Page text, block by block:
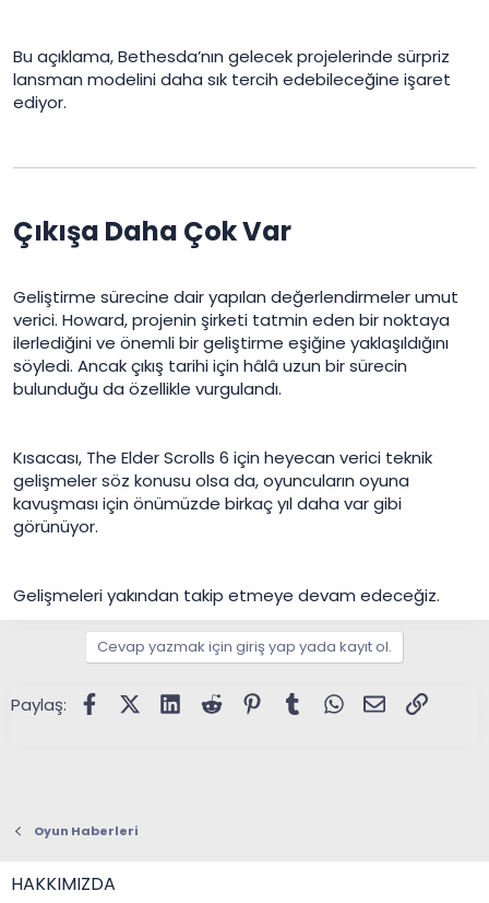
Bu açıklama, Bethesda’nın gelecek projelerinde sürpriz
lansman modelini daha sık tercih edebileceğine işaret
ediyor.
Çıkışa Daha Çok Var​
Geliştirme sürecine dair yapılan değerlendirmeler umut
verici. Howard, projenin şirketi tatmin eden bir noktaya
ilerlediğini ve önemli bir geliştirme eşiğine yaklaşıldığını
söyledi. Ancak çıkış tarihi için hâlâ uzun bir sürecin
bulunduğu da özellikle vurgulandı.
Kısacası, The Elder Scrolls 6 için heyecan verici teknik
gelişmeler söz konusu olsa da, oyuncuların oyuna
kavuşması için önümüzde birkaç yıl daha var gibi
görünüyor.
Gelişmeleri yakından takip etmeye devam edeceğiz.
Cevap yazmak için giriş yap yada kayıt ol.
Paylaş: FacebookX (Twitter)
LinkedInReddit Pinterest
TumblrWhatsApp
E-posta
Link
Oyun Haberleri
HAKKIMIZDA